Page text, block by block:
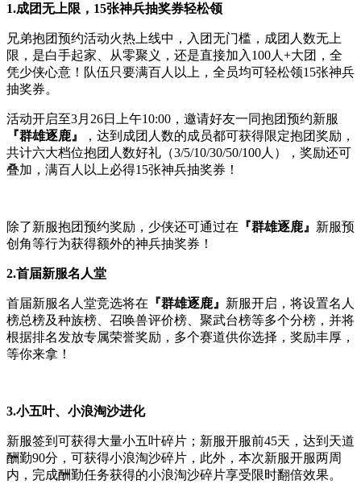
1.成团无上限，15张神兵抽奖券轻松领
兄弟抱团预约活动火热上线中，入团无门槛，成团人数无上
限，是白手起家、从零聚义，还是直接加入100人+大团，全
凭少侠心意！队伍只要满百人以上，全员均可轻松领15张神兵
抽奖券。
活动开启至3月26日上午10:00，邀请好友一同抱团预约新服
『群雄逐鹿』
，达到成团人数的成员都可获得限定抱团奖励，
共计六大档位抱团人数好礼（3/5/10/30/50/100人），奖励还可
叠加，满百人以上必得15张神兵抽奖券！
除了新服抱团预约奖励，少侠还可通过在 『群雄逐鹿』 新服预
创角等行为获得额外的神兵抽奖券！
2.首届新服名人堂
首届新服名人堂竞选将在 『群雄逐鹿』 新服开启，将设置名人
榜总榜及种族榜、召唤兽评价榜、聚武台榜等多个分榜，并将
根据排名发放专属荣誉奖励，多个赛道供你选择，奖励丰厚，
等你来拿！
3.小五叶、小浪淘沙进化
新服签到可获得大量小五叶碎片；新服开服前45天，达到天道
酬勤90分，可获得小浪淘沙碎片，此外，本次新服开服两周
内，完成酬勤任务获得的小浪淘沙碎片享受限时翻倍效果。